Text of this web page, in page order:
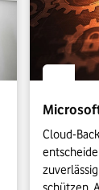
Cloud-